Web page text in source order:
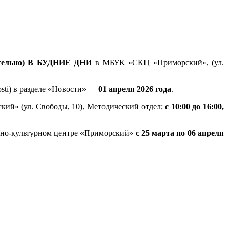
В БУДНИЕ ДНИ в МБУК «СКЦ «Приморский», (ул.
в разделе «Новости» — 01 апреля 2026 года.
(ул. Свободы, 10), Методический отдел;с 10:00 до 16:00,
культурном центре «Приморский» с 25 марта по 06 апреля